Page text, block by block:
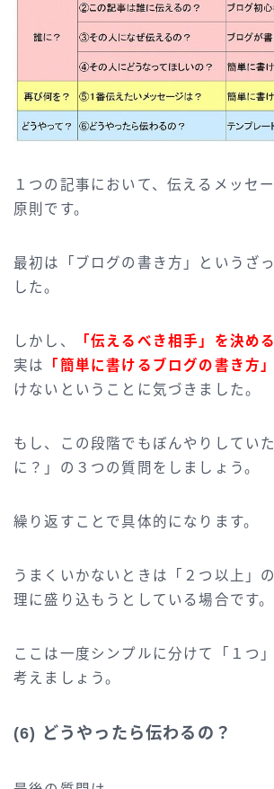
１つの記事において、伝えるメッセ
原則です。
最初は「ブログの書き方」というざ
した。
しかし、 「伝えるべき相手」を決め
実は
「簡単に書けるブログの書き方」
けないということに気づきました。
もし、この段階でもぼんやりしてい
に？」の３つの質問をしましょう。
繰り返すことで具体的になります。
うまくいかないときは「２つ以上」
理に盛り込もうとしている場合です。
ここは一度シンプルに分けて「１つ
考えましょう。
(6) どうやったら伝わるの？